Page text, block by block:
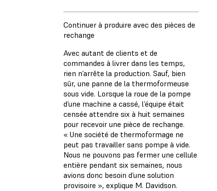
Continuer à produire avec des pièces de
rechange
Avec autant de clients et de
commandes à livrer dans les temps,
rien n’arrête la production. Sauf, bien
sûr, une panne de la thermoformeuse
sous vide. Lorsque la roue de la pompe
d’une machine a cassé, l’équipe était
censée attendre six à huit semaines
pour recevoir une pièce de rechange.
« Une société de thermoformage ne
peut pas travailler sans pompe à vide.
Nous ne pouvons pas fermer une cellule
entière pendant six semaines, nous
avions donc besoin d’une solution
provisoire », explique M. Davidson.